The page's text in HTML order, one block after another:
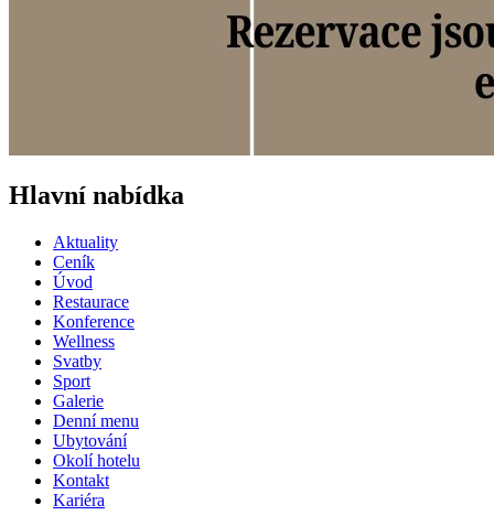
Hlavní nabídka
Aktuality
Ceník
Úvod
Restaurace
Konference
Wellness
Svatby
Sport
Galerie
Denní menu
Ubytování
Okolí hotelu
Kontakt
Kariéra